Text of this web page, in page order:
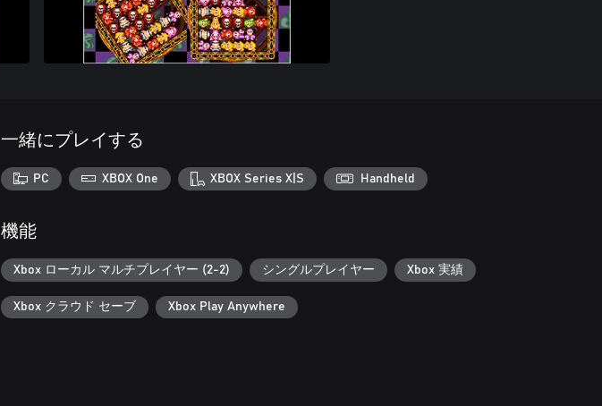
一緒にプレイする
PC XBOX One XBOX Series X|S Handheld
機能
Xbox ローカル マルチプレイヤー (2-2) シングルプレイヤー Xbox 実績
Xbox クラウド セーブ Xbox Play Anywhere